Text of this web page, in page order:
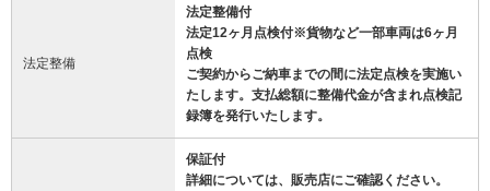
法定整備
法定整備付
法定12ヶ月点検付※貨物など一部車両は6ヶ月
点検
ご契約からご納車までの間に法定点検を実施い
たします。支払総額に整備代金が含まれ点検記
録簿を発行いたします。
保証付
詳細については、販売店にご確認ください。